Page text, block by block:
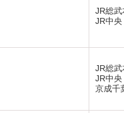
JR総
JR中
JR総
JR中
京成千